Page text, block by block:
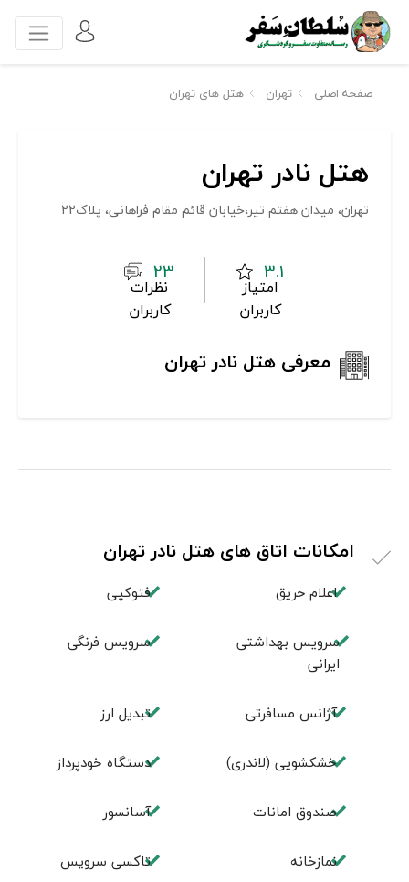
صفحه اصلی تهران هتل های تهران
هتل نادر تهران
تهران، میدان هفتم تیر،خیابان قائم مقام فراهانی، پلاک22
3.1
امتیاز
کاربران
23
نظرات
کاربران
معرفی هتل نادر تهران
امکانات اتاق های هتل نادر تهران
اعلام حریق فتوکپی
سرویس بهداشتی
ایرانی
سرویس فرنگی
آژانس مسافرتی تبديل ارز
خشکشویی (لاندری) دستگاه خودپرداز
صندوق امانات آسانسور
نمازخانه تاکسی سرویس